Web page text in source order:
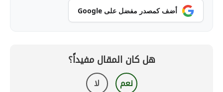
أضف كمصدر مفضل على Google
هل كان المقال مفيداً؟
نعم لا